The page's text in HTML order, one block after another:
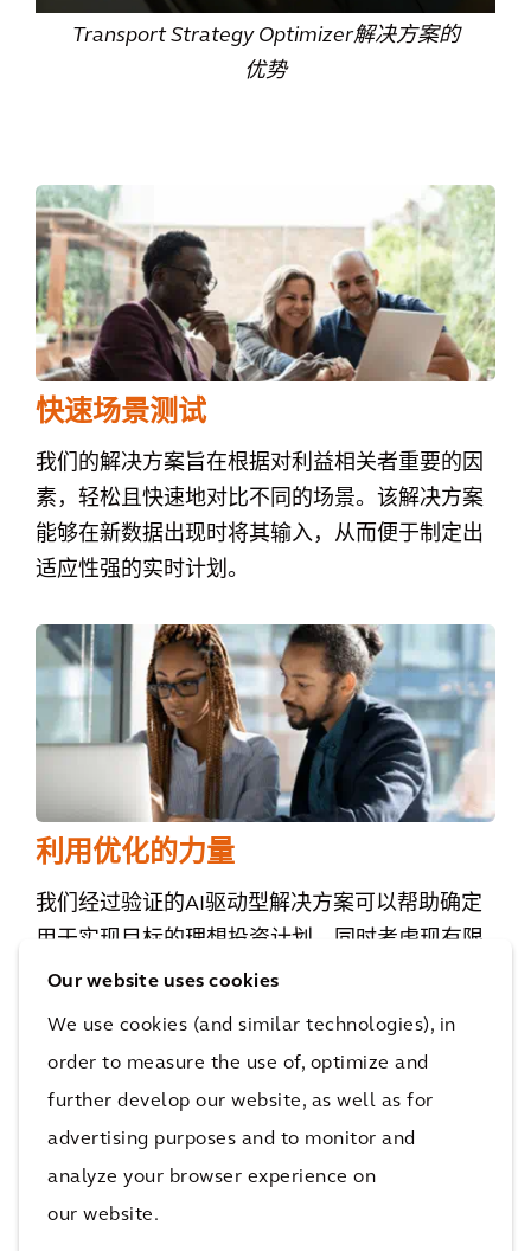
Our website uses cookies
We use cookies (and similar technologies), in
order to measure the use of, optimize and
further develop our website, as well as for
advertising purposes and to monitor and
analyze your browser experience on
our website.
Transport Strategy Optimizer解决方案的
优势
快速场景测试
我们的解决方案旨在根据对利益相关者重要的因
素，轻松且快速地对比不同的场景。该解决方案
能够在新数据出现时将其输入，从而便于制定出
适应性强的实时计划。
利用优化的力量
我们经过验证的AI驱动型解决方案可以帮助确定
用于实现目标的理想投资计划，同时考虑现有限
制条件，帮助证明项目价值。